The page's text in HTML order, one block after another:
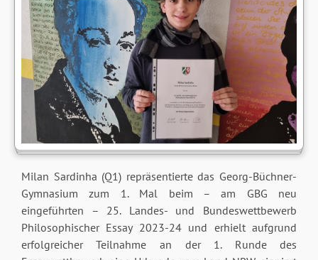
Milan Sardinha (Q1) repräsentierte das Georg-Büchner-
Gymnasium zum 1. Mal beim – am GBG neu
eingeführten – 25. Landes- und Bundeswettbewerb
Philosophischer Essay 2023-24 und erhielt aufgrund
erfolgreicher Teilnahme an der 1. Runde des